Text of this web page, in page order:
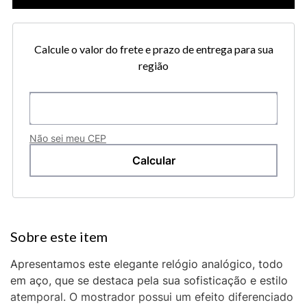
Calcule o valor do frete e prazo de entrega para sua
região
Não sei meu CEP
Apresentamos este elegante relógio analógico, todo
em aço, que se destaca pela sua sofisticação e estilo
atemporal. O mostrador possui um efeito diferenciado